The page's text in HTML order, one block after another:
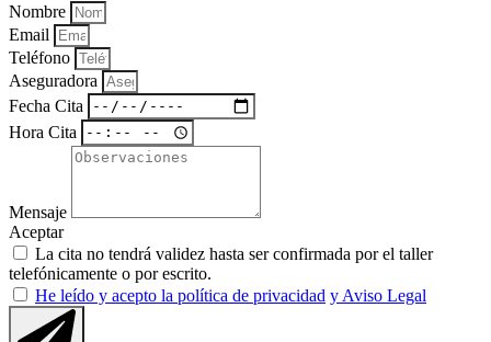
Nombre
Email
Teléfono
Aseguradora
Fecha Cita
Hora Cita
Mensaje
Aceptar
La cita no tendrá validez hasta ser confirmada por el taller
telefónicamente o por escrito.
He leído y acepto la política de privacidad y Aviso Legal